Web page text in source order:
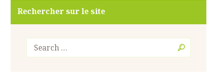
Rechercher sur le site